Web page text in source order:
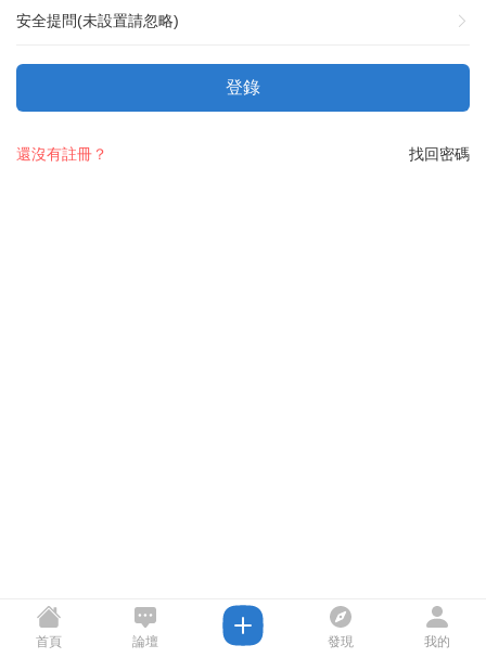
安全提問(未設置請忽略)
登錄
找回密碼
還沒有註冊？
首頁 論壇 發現 我的